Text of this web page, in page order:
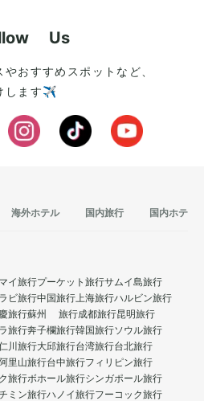
Us
おすすめスポットなど、
します✈️
海外ホテル 国内旅行 国内ホテル
イ旅行プーケット旅行サムイ島旅行
ビ旅行中国旅行上海旅行ハルビン旅行
旅行蘇州 旅行成都旅行昆明旅行
旅行奔子欄旅行韓国旅行ソウル旅行
川旅行大邱旅行台湾旅行台北旅行
阿里山旅行台中旅行フィリピン旅行
旅行ボホール旅行シンガポール旅行
ミン旅行ハノイ旅行フーコック旅行